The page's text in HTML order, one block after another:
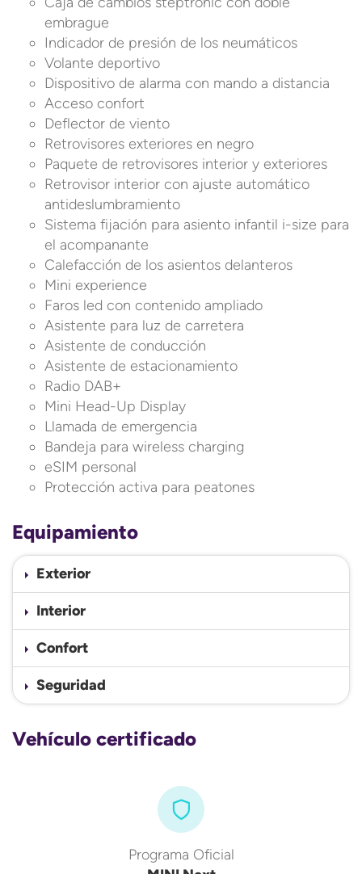
embrague
Indicador de presión de los neumáticos
Volante deportivo
Dispositivo de alarma con mando a distancia
Acceso confort
Deflector de viento
Retrovisores exteriores en negro
Paquete de retrovisores interior y exteriores
Retrovisor interior con ajuste automático
antideslumbramiento
Sistema fijación para asiento infantil i-size para
el acompanante
Calefacción de los asientos delanteros
Mini experience
Faros led con contenido ampliado
Asistente para luz de carretera
Asistente de conducción
Asistente de estacionamiento
Radio DAB+
Mini Head-Up Display
Llamada de emergencia
Bandeja para wireless charging
eSIM personal
Protección activa para peatones
Equipamiento
Exterior
Interior
Confort
Seguridad
Vehículo certificado
Programa Oficial